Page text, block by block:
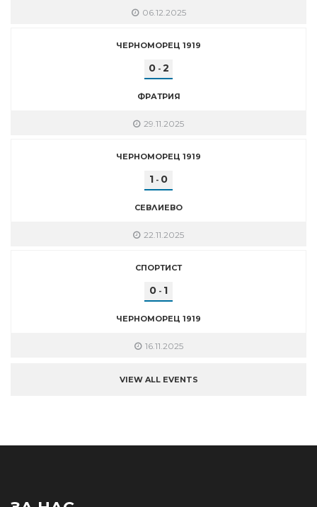
06.12.2025
ЧЕРНОМОРЕЦ 1919
0- 2
ФРАТРИЯ
29.11.2025
ЧЕРНОМОРЕЦ 1919
1 - 0
СЕВЛИЕВО
22.11.2025
СПОРТИСТ
0 - 1
ЧЕРНОМОРЕЦ 1919
16.11.2025
VIEW ALL EVENTS